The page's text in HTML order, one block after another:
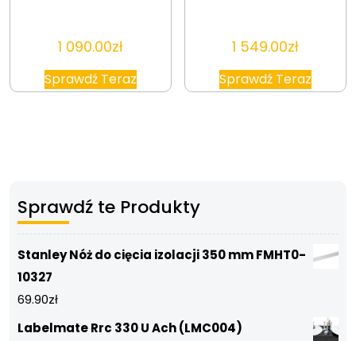
1 090.00zł
Sprawdź Teraz
1 549.00zł
Sprawdź Teraz
Sprawdź te Produkty
Stanley Nóż do cięcia izolacji 350 mm FMHT0-
10327
69.90zł
Labelmate Rrc 330 U Ach (LMC004)